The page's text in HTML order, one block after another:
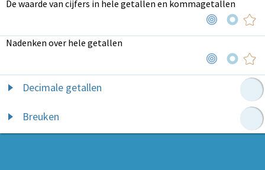
De waarde van cijfers in hele getallen en kommagetallen
Nadenken over hele getallen
Decimale getallen
Breuken